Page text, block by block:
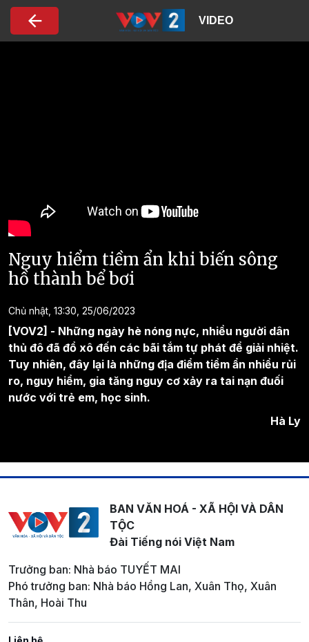
Nhảy đến nội dung
VIDEO
Nguy hiểm tiềm ẩn khi biến sông
hồ thành bể bơi
Chủ nhật, 13:30, 25/06/2023
[VOV2] - Những ngày hè nóng nực, nhiều người dân
thủ đô đã đổ xô đến các bãi tắm tự phát để giải nhiệt.
Tuy nhiên, đây lại là những địa điểm tiềm ẩn nhiều rủi
ro, nguy hiểm, gia tăng nguy cơ xảy ra tai nạn đuối
nước với trẻ em, học sinh.
Hà Ly
BAN VĂN HOÁ - XÃ HỘI VÀ DÂN
TỘC
Đài Tiếng nói Việt Nam
Trưởng ban: Nhà báo TUYẾT MAI
Phó trưởng ban: Nhà báo Hồng Lan, Xuân Thọ, Xuân
Thân, Hoài Thu